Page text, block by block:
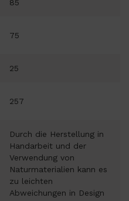
85
75
25
257
Durch die Herstellung in
Handarbeit und der
Verwendung von
Naturmaterialien kann es
zu leichten
Abweichungen in Design